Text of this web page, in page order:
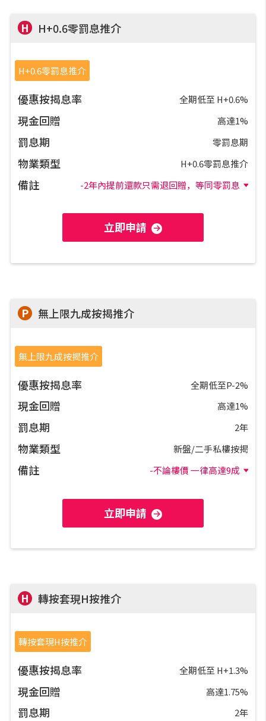
免費裝修轉介服務
裝修設計專欄
火險、家居、寵物保險
保險資訊專欄
條款及細則
私隱政策
简
本網頁所提供資料僅作參考用途。
若因錯漏而引致任何不便或損失，中原按揭概不負責。
本網站採用無障礙網頁設計，如有任何問題，可查詢：
2889 2886 / cmb@mail.centanet.com
網上搵樓 |
中原工商舖
© 2026 中原按揭經紀有限公司 Centaline Mortgage Broker Limited 版權所有
私隱政策聲明
H H+0.6零罰息推介
H+0.6零罰息推介
優惠按揭息率 全期低至 H+0.6%
現金回贈 高達1%
罰息期 零罰息期
物業類型 H+0.6零罰息推介
備註 -2年內提前還款只需退回贈，等同零罰息
立即申請
P 無上限九成按揭推介
無上限九成按揭推介
優惠按揭息率 全期低至P-2%
現金回贈 高達1%
罰息期 2年
物業類型 新盤/二手私樓按揭
備註 -不論樓價 一律高達9成
立即申請
H 轉按套現H按推介
轉按套現H按推介
優惠按揭息率 全期低至 H+1.3%
現金回贈 高達1.75%
罰息期 2年